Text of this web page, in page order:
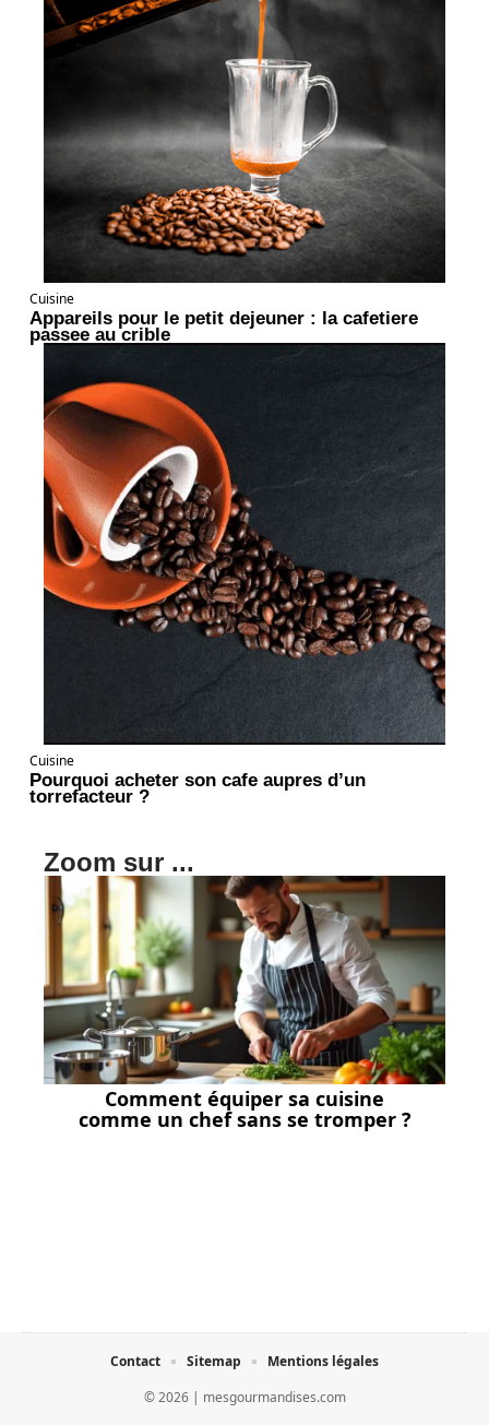
Cuisine
Appareils pour le petit dejeuner : la cafetiere
passee au crible
Cuisine
Pourquoi acheter son cafe aupres d’un
torrefacteur ?
Zoom sur ...
Comment équiper sa cuisine
comme un chef sans se tromper ?
© 2026 | mesgourmandises.com
Contact Sitemap Mentions légales